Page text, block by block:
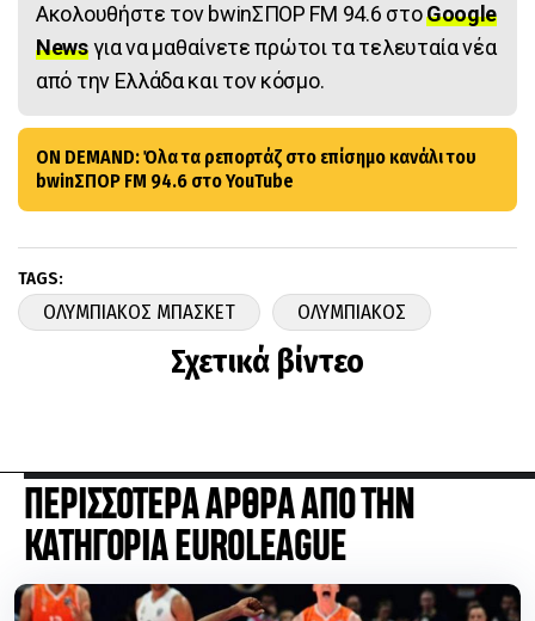
Ακολουθήστε τον bwinΣΠΟΡ FM 94.6 στοGoogle
Newsγια να μαθαίνετε πρώτοι τα τελευταία νέα
από την Ελλάδα και τον κόσμο.
ON DEMAND: Όλα τα ρεπορτάζ στο επίσημο κανάλι του
bwinΣΠΟΡ FM 94.6 στο YouTube
TAGS:
ΟΛΥΜΠΙΑΚΟΣ ΜΠΑΣΚΕΤ ΟΛΥΜΠΙΑΚΟΣ
Σχετικά βίντεο
ΠΕΡΙΣΣΟΤΕΡΑ ΑΡΘΡΑ ΑΠΟ ΤΗΝ
ΚΑΤΗΓΟΡΙΑ EUROLEAGUE